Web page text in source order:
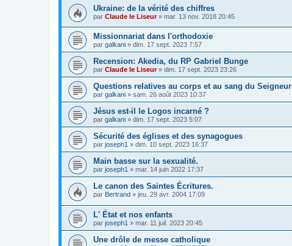
Ukraine: de la vérité des chiffres
par Claude le Liseur» mar. 13 nov. 2018 20:45
Missionnariat dans l'orthodoxie
par galkani » dim. 17 sept. 2023 7:57
Recension: Akedia, du RP Gabriel Bunge
par Claude le Liseur» dim. 17 sept. 2023 23:26
Questions relatives au corps et au sang du Seigneur
par galkani » sam. 26 août 2023 10:37
Jésus est-il le Logos incarné ?
par galkani » dim. 17 sept. 2023 5:07
Sécurité des églises et des synagogues
par joseph1 » dim. 10 sept. 2023 16:37
Main basse sur la sexualité.
par joseph1 » mar. 14 juin 2022 17:37
Le canon des Saintes Écritures.
par Bertrand » jeu. 29 avr. 2004 17:09
L' État et nos enfants
par joseph1 » mar. 11 juil. 2023 20:45
Une drôle de messe catholique